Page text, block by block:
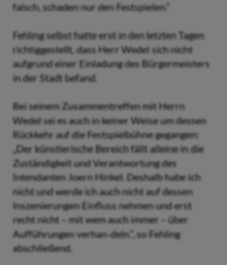
falsch, schaden nur den Festspielen.“
Fehling selbst hatte erst in den letzten Tagen
richtiggestellt, dass Herr Wedel sich nicht
aufgrund einer Einladung des Bürgermeisters
in der Stadt befand.
Bei seinem Zusammentreffen mit Herrn
Wedel sei es auch in keiner Weise um dessen
Rückkehr auf die Festspielbühne gegangen:
„Der künstlerische Bereich fällt alleine in die
Zuständigkeit und Verantwortung des
Intendanten Joern Hinkel. Deshalb habe ich
nicht und werde ich auch nicht auf dessen
Inszenierungen Einfluss nehmen und erst
recht nicht – mit wem auch immer – über
Aufführungen verhan-deln.“, so Fehling
abschließend.